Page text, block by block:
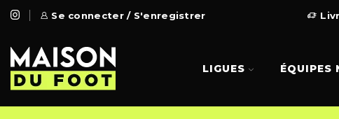
Se connecter / S'enregistrer
à partir de 99€ Go Shop
LIGUES ÉQUIPES